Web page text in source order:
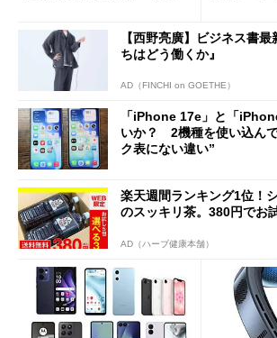
【西野亮廣】ビジネス書
ちはどう働くか』
AD（FINCHI on GOETHE）
「iPhone 17e」と「
いか？ 2機種を使い込ん
ク表にない違い”
楽天週間ランキング1位！
のスッキリ茶。380円でお
AD（ハーブ健康本舗）